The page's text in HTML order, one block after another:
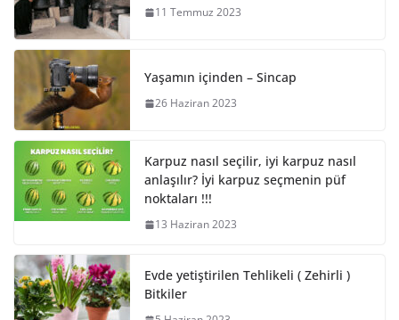
11 Temmuz 2023
Yaşamın içinden – Sincap
26 Haziran 2023
Karpuz nasıl seçilir, iyi karpuz nasıl
anlaşılır? İyi karpuz seçmenin püf
noktaları !!!
13 Haziran 2023
Evde yetiştirilen Tehlikeli ( Zehirli )
Bitkiler